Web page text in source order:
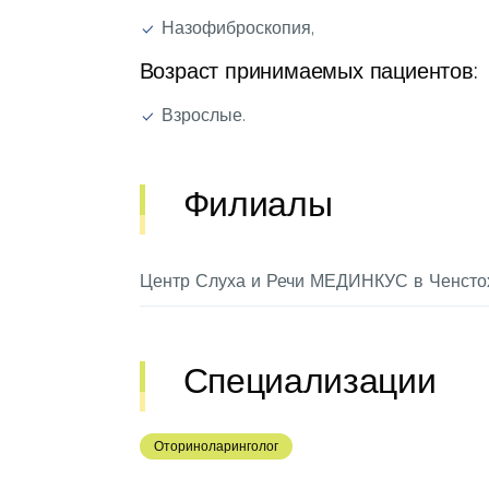
Назофиброскопия,
Возраст принимаемых пациентов:
Взрослые.
Филиалы
Центр Слуха и Речи МЕДИНКУС в
Специализации
Оториноларинголог